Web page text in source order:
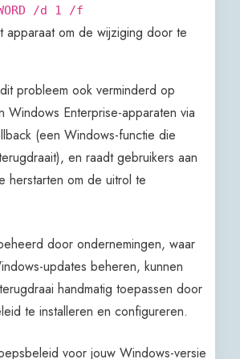
/d 1 /f
apparaat om de wijziging door te
probleem ook verminderd op
Windows Enterprise-apparaten via
(een Windows-functie die
en raadt gebruikers aan
herstarten om de uitrol te
door ondernemingen, waar
updates beheren, kunnen
handmatig toepassen door
te installeren en configureren.
voor jouw Windows-versie